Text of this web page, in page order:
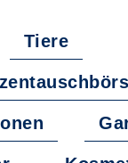
Tiere